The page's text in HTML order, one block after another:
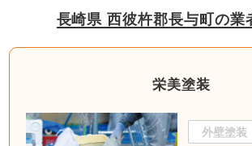
長崎県 西彼杵郡長与町の業
栄美塗装
外壁塗装